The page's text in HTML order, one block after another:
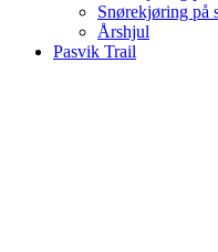
Snørekjøring på
Årshjul
Pasvik Trail